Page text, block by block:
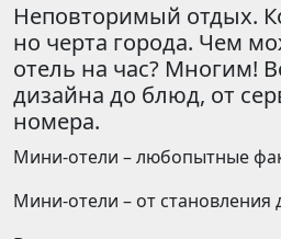
Неповторимый отдых.
но черта города. Чем
отель на час? Многим!
дизайна до блюд, от
номера.
Мини-отели – любопытные
Мини-отели – от становления